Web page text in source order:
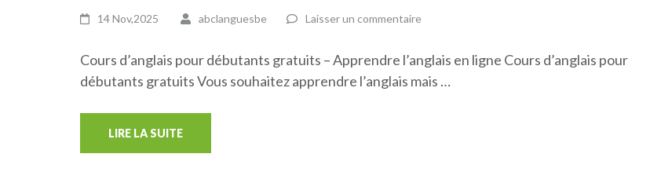
14 Nov,2025 abclanguesbe Laisser un commentaire
Cours d’anglais pour débutants gratuits – Apprendre l’anglais en ligne Cours d’anglais pour
débutants gratuits Vous souhaitez apprendre l’anglais mais …
LIRE LA SUITE